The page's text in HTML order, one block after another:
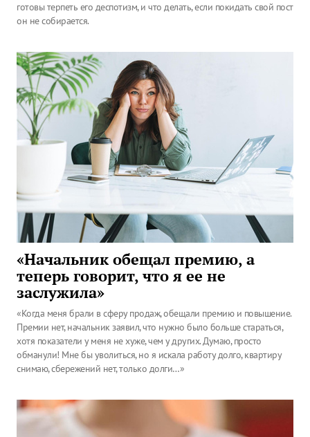
готовы терпеть его деспотизм, и что делать, если покидать свой пост
он не собирается.
«Начальник обещал премию, а
теперь говорит, что я ее не
заслужила»
«Когда меня брали в сферу продаж, обещали премию и повышение.
Премии нет, начальник заявил, что нужно было больше стараться,
хотя показатели у меня не хуже, чем у других. Думаю, просто
обманули! Мне бы уволиться, но я искала работу долго, квартиру
снимаю, сбережений нет, только долги…»